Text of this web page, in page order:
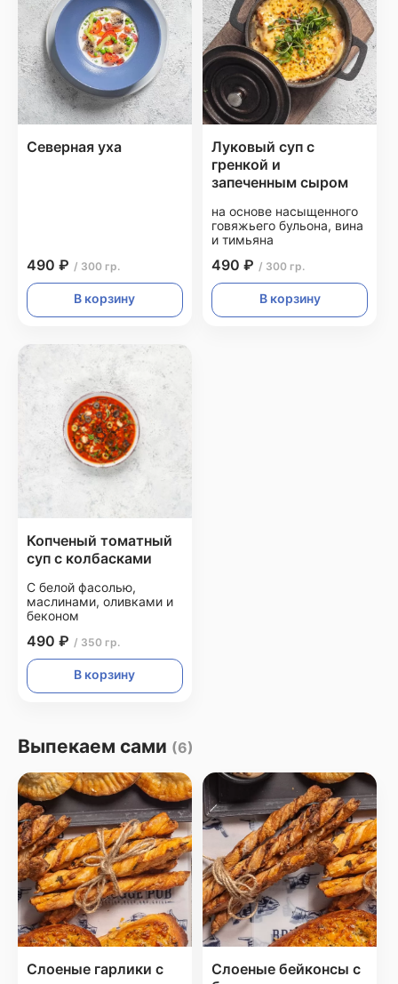
Северная уха
490 ₽ / 300 гр.
В корзину
Луковый суп с
гренкой и
запеченным сыром
на основе насыщенного
говяжьего бульона, вина
и тимьяна
490 ₽ / 300 гр.
В корзину
Копченый томатный
суп с колбасками
С белой фасолью,
маслинами, оливками и
беконом
490 ₽ / 350 гр.
В корзину
Выпекаем сами (6)
Слоеные гарлики с
Слоеные бейконсы с